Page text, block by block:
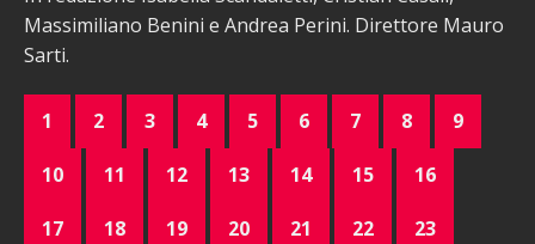
Massimiliano Benini e Andrea Perini. Direttore Mauro
Sarti.
1 2 3 4 5 6 7 8 9
10 11 12 13 14 15 16
17 18 19 20 21 22 23